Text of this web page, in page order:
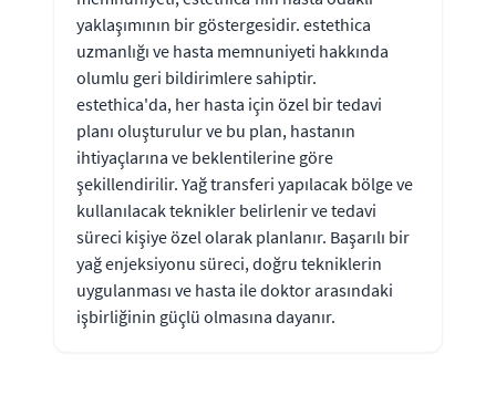
yaklaşımının bir göstergesidir. estethica
uzmanlığı ve hasta memnuniyeti hakkında
olumlu geri bildirimlere sahiptir.
estethica'da, her hasta için özel bir tedavi
planı oluşturulur ve bu plan, hastanın
ihtiyaçlarına ve beklentilerine göre
şekillendirilir. Yağ transferi yapılacak bölge ve
kullanılacak teknikler belirlenir ve tedavi
süreci kişiye özel olarak planlanır. Başarılı bir
yağ enjeksiyonu süreci, doğru tekniklerin
uygulanması ve hasta ile doktor arasındaki
işbirliğinin güçlü olmasına dayanır.